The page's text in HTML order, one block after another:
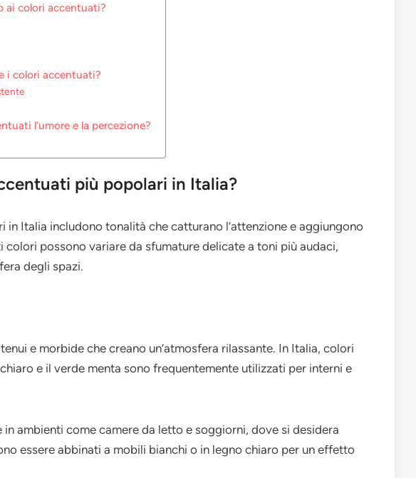
ai colori accentuati?
i colori accentuati?
l’umore e la percezione?
più popolari in Italia?
Italia includono tonalità che catturano l’attenzione e aggiungono
colori possono variare da sfumature delicate a toni più audaci,
degli spazi.
e morbide che creano un’atmosfera rilassante. In Italia, colori
e il verde menta sono frequentemente utilizzati per interni e
ambienti come camere da letto e soggiorni, dove si desidera
essere abbinati a mobili bianchi o in legno chiaro per un effetto